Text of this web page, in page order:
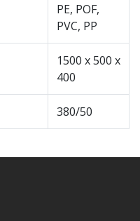
PE, POF,
PVC, PP
1500 x 500 x
400
380/50